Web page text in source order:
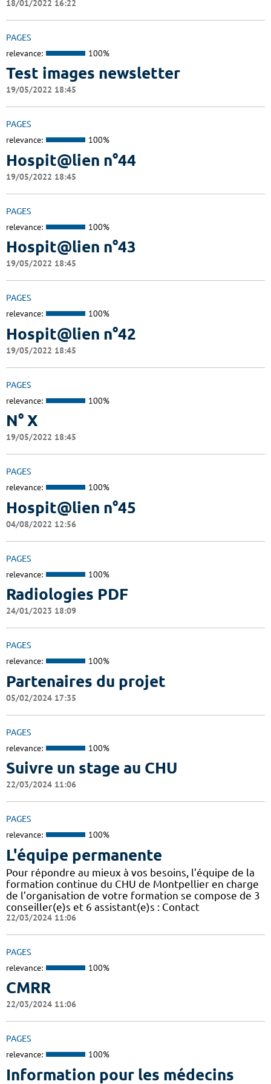
18/01/2022 16:22
PAGES
relevance: 100%
Test images newsletter
19/05/2022 18:45
PAGES
relevance: 100%
Hospit@lien n°44
19/05/2022 18:45
PAGES
relevance: 100%
Hospit@lien n°43
19/05/2022 18:45
PAGES
relevance: 100%
Hospit@lien n°42
19/05/2022 18:45
PAGES
relevance: 100%
N° X
19/05/2022 18:45
PAGES
relevance: 100%
Hospit@lien n°45
04/08/2022 12:56
PAGES
relevance: 100%
Radiologies PDF
24/01/2023 18:09
PAGES
relevance: 100%
Partenaires du projet
05/02/2024 17:35
PAGES
relevance: 100%
Suivre un stage au CHU
22/03/2024 11:06
PAGES
relevance: 100%
L'équipe permanente
Pour répondre au mieux à vos besoins, l’équipe de la
formation continue du CHU de Montpellier en charge
de l’organisation de votre formation se compose de 3
conseiller(e)s et 6 assistant(e)s : Contact
22/03/2024 11:06
PAGES
relevance: 100%
CMRR
22/03/2024 11:06
PAGES
relevance: 100%
Information pour les médecins